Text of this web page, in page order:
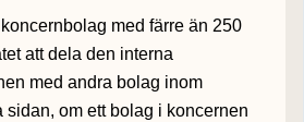
med färre än 250
att dela den interna
med andra bolag inom
sidan, om ett bolag i koncernen